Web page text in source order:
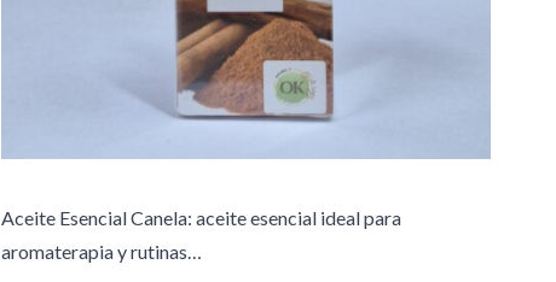
Aceite Esencial Canela: aceite esencial ideal para
aromaterapia y rutinas…